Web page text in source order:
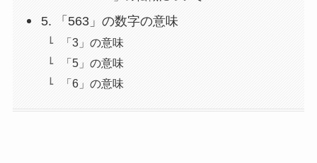
5. 「563」の数字の意味
「3」の意味
「5」の意味
「6」の意味